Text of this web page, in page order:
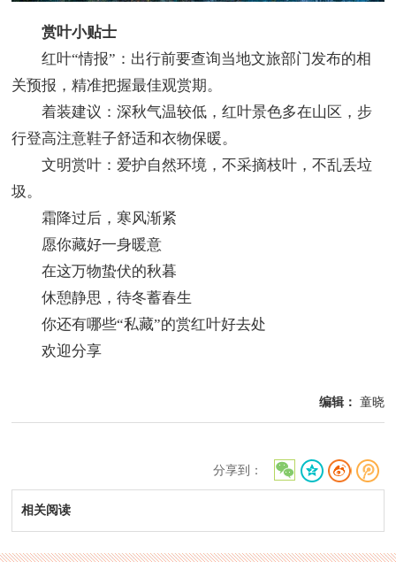
赏叶小贴士
红叶“情报”：出行前要查询当地文旅部门发布的相
关预报，精准把握最佳观赏期。
着装建议：深秋气温较低，红叶景色多在山区，步
行登高注意鞋子舒适和衣物保暖。
文明赏叶：爱护自然环境，不采摘枝叶，不乱丢垃
圾。
霜降过后，寒风渐紧
愿你藏好一身暖意
在这万物蛰伏的秋暮
休憩静思，待冬蓄春生
你还有哪些“私藏”的赏红叶好去处
欢迎分享
编辑： 童晓
分享到：
相关阅读